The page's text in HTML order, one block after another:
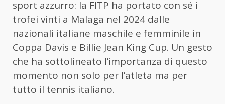
sport azzurro: la FITP ha portato con sé i
trofei vinti a Malaga nel 2024 dalle
nazionali italiane maschile e femminile in
Coppa Davis e Billie Jean King Cup. Un gesto
che ha sottolineato l’importanza di questo
momento non solo per l’atleta ma per
tutto il tennis italiano.